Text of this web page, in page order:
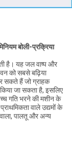
बोली-प्रक्रिया
है। यह जल वाष्प और
को सबसे बढ़िया
सकते हैं जो ग्राहक
जा सकता है, इसलिए
गति भरने की मशीन के
वाले उद्यमों के
पालतू और अन्य